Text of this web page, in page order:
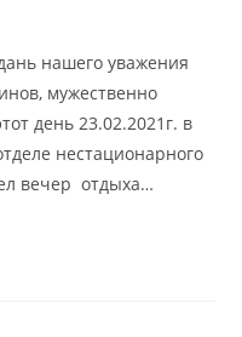
нашего уважения
мужественно
день 23.02.2021г. в
нестационарного
вечер отдыха…